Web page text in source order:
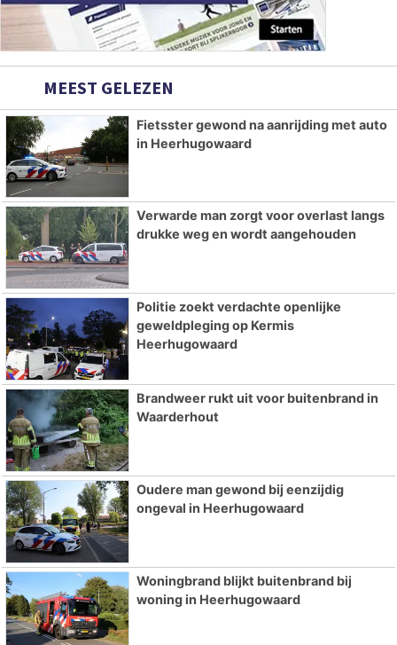
MEEST GELEZEN
Fietsster gewond na aanrijding met auto
in Heerhugowaard
Verwarde man zorgt voor overlast langs
drukke weg en wordt aangehouden
Politie zoekt verdachte openlijke
geweldpleging op Kermis
Heerhugowaard
Brandweer rukt uit voor buitenbrand in
Waarderhout
Oudere man gewond bij eenzijdig
ongeval in Heerhugowaard
Woningbrand blijkt buitenbrand bij
woning in Heerhugowaard